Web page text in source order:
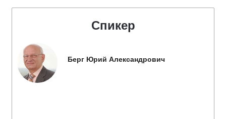
Спикер
Берг Юрий Александрович